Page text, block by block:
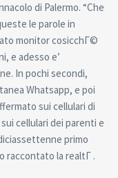
di Palermo. “Che
le parole in
monitor cosicchГ©
e adesso e’
In pochi secondi,
Whatsapp, e poi
sui cellulari di
cellulari dei parenti e
primo
raccontato la realtГ .